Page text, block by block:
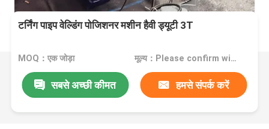
टर्निंग पाइप वेल्डिंग पोजिशनर मशीन हैवी ड्यूटी 3T
MOQ：एक जोड़ा मूल्य：Please confirm with us
सबसे अच्छी कीमत हमसे संपर्क करें